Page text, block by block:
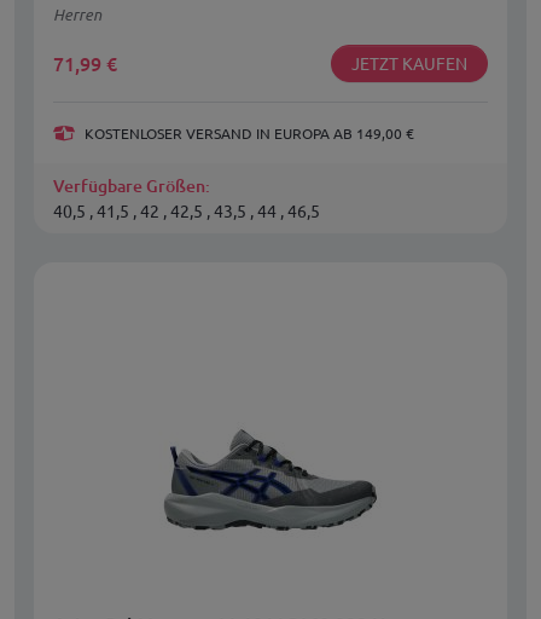
Herren
71,99 € JETZT KAUFEN
KOSTENLOSER VERSAND IN EUROPA AB 149,00 €
Verfügbare Größen:
40,5 , 41,5 , 42 , 42,5 , 43,5 , 44 , 46,5